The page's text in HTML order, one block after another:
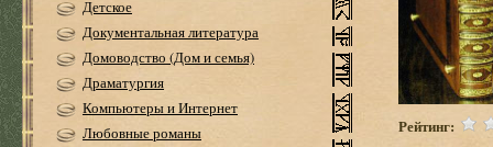
Детское
Документальная литература
Домоводство (Дом и семья)
Драматургия
Компьютеры и Интернет
Любовные романы
Рейтинг: